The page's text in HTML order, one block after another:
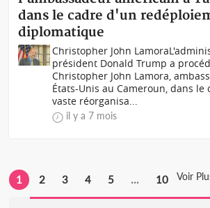
dans le cadre d'un
diplomatique
Christopher John
président Donald Trump a
Christopher John Lamora,
États-Unis au Cameroun, dans le
vaste réorganisa...
il y a 7 mois
1 2 3 4 5 ... 10 Voir